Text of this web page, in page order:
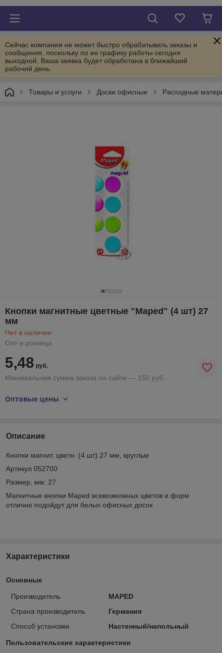
Сейчас компания не может быстро обрабатывать заказы и
сообщения, поскольку по ее графику работы сегодня
выходной. Ваша заявка будет обработана в ближайший
рабочий день.
Товары и услуги Доски офисные Расходные
Кнопки магнитные цветные "Maped" (4 шт) 27
мм
Нет в наличии
Опт и розница
5,48 руб.
Минимальная сумма заказа на сайте — 150 руб.
Оптовые цены
Описание
Кнопки магнит. цветн. (4 шт) 27 мм, круглые
Артикул 052700
Размер, мм: 27
Магнитные кнопки Maped всевозможных цветов и форм
отлично подойдут для белых офисных досок
Характеристики
Основные
Производитель
MAPED
Страна производитель
Германия
Способ установки
Настенный/напольный
Пользовательские характеристики